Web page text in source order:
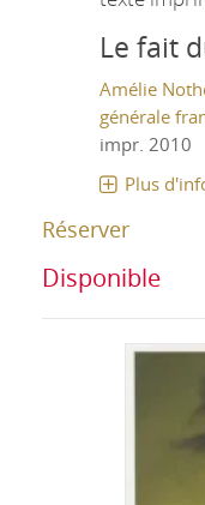
Le fait
Amélie
générale
impr. 2010
Plus
Réserver
Disponible